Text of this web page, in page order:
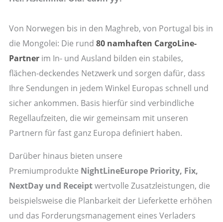
Von Norwegen bis in den Maghreb, von Portugal bis in
die Mongolei: Die rund 80 namhaften CargoLine-
Partnerim In- und Ausland bilden ein stabiles,
flächen-deckendes Netzwerk und sorgen dafür, dass
Ihre Sendungen in jedem Winkel Europas schnell und
sicher ankommen. Basis hierfür sind verbindliche
Regellaufzeiten, die wir gemeinsam mit unseren
Partnern für fast ganz Europa definiert haben.
Darüber hinaus bieten unsere
Premiumprodukte NightLineEurope Priority, Fix,
NextDay und Receiptwertvolle Zusatzleistungen, die
beispielsweise die Planbarkeit der Lieferkette erhöhen
und das Forderungsmanagement eines Verladers